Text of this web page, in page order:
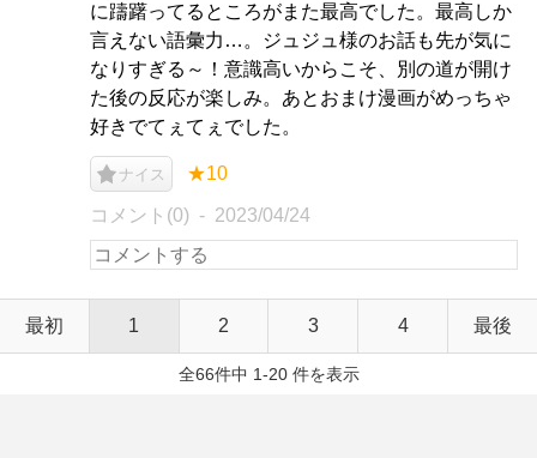
に躊躇ってるところがまた最高でした。最高しか
言えない語彙力…。ジュジュ様のお話も先が気に
なりすぎる～！意識高いからこそ、別の道が開け
た後の反応が楽しみ。あとおまけ漫画がめっちゃ
好きでてぇてぇでした。
ナイス ★10
コメント(0) 2023/04/24
最初 1 2 3 4 最後
全66件中 1-20 件を表示